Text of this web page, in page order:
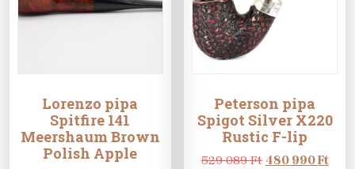
Lorenzo pipa
Spitfire 141
Meershaum Brown
Polish Apple
Peterson pipa
Spigot Silver X220
Rustic F-lip
529 089Ft Original
480 990Ft